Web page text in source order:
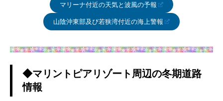
マリーナ付近の天気と波風の予報
山陰沖東部及び若狭湾付近の海上警報
◆マリントピアリゾート周辺の冬期道路
情報